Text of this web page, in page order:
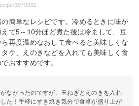
3970932
簡単なレシピです。冷めるときに味が
て5～10分ほど煮た後は冷まして、豆
再度温めなおして食べると美味しくな
ケ、えのきなどを入れても美味しく食
おすすめです。
なかったのですが、玉ねぎとえのきを入れ
た！手軽にすき焼き気分で食卓が盛り上が